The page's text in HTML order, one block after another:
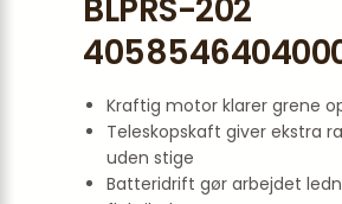
BLPRS-202
Kraftig motor klarer grene
Teleskopskaft giver ekstra
uden stige
Batteridrift gør arbejdet